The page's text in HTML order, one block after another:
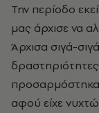
Την περίοδο
μας άρχισε να
Άρχισα σιγά-
προσαρμόστηκα.
αφού είχε